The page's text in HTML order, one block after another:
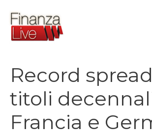
contenuto
Record
titoli
Francia e